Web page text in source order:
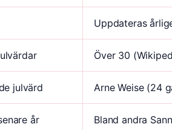
Uppdateras
Över 30
julvärd Arne Weise (24
år Bland andra